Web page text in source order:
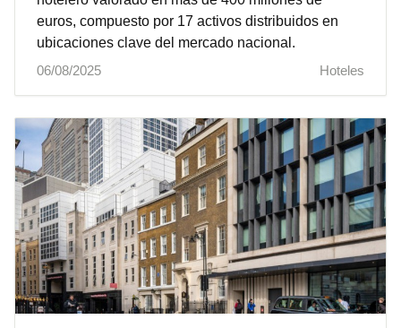
euros, compuesto por 17 activos distribuidos en
ubicaciones clave del mercado nacional.
06/08/2025
Hoteles